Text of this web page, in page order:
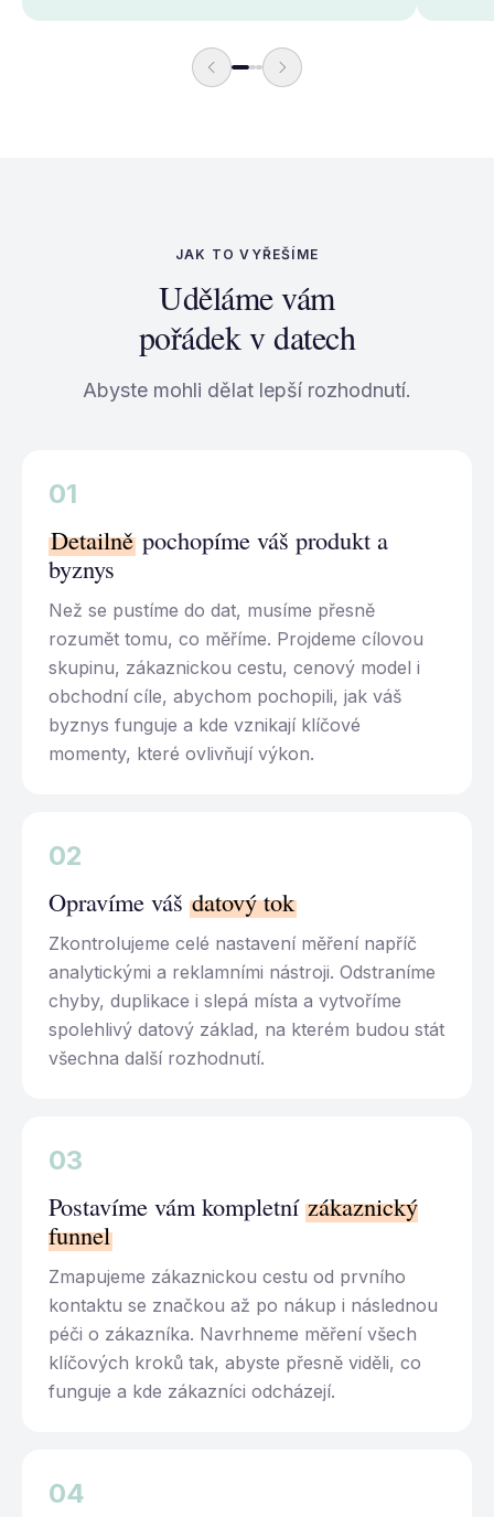
JAK TO VYŘEŠÍME
Uděláme vám
pořádek v datech
Abyste mohli dělat lepší rozhodnutí.
01
Detailně pochopíme váš produkt a
byznys
Než se pustíme do dat, musíme přesně
rozumět tomu, co měříme. Projdeme cílovou
skupinu, zákaznickou cestu, cenový model i
obchodní cíle, abychom pochopili, jak váš
byznys funguje a kde vznikají klíčové
momenty, které ovlivňují výkon.
02
Opravíme váš datový tok
Zkontrolujeme celé nastavení měření napříč
analytickými a reklamními nástroji. Odstraníme
chyby, duplikace i slepá místa a vytvoříme
spolehlivý datový základ, na kterém budou stát
všechna další rozhodnutí.
03
Postavíme vám kompletní zákaznický
funnel
Zmapujeme zákaznickou cestu od prvního
kontaktu se značkou až po nákup i následnou
péči o zákazníka. Navrhneme měření všech
klíčových kroků tak, abyste přesně viděli, co
funguje a kde zákazníci odcházejí.
04